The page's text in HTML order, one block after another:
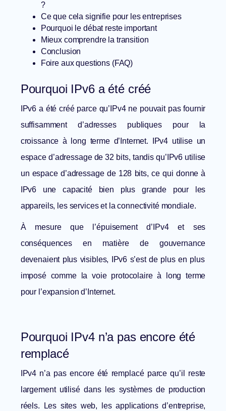
?
Ce que cela signifie pour les entreprises
Pourquoi le débat reste important
Mieux comprendre la transition
Conclusion
Foire aux questions (FAQ)
Pourquoi IPv6 a été créé
IPv6 a été créé parce qu’IPv4 ne pouvait pas fournir
suffisamment d’adresses publiques pour la
croissance à long terme d’Internet. IPv4 utilise un
espace d’adressage de 32 bits, tandis qu’IPv6 utilise
un espace d’adressage de 128 bits, ce qui donne à
IPv6 une capacité bien plus grande pour les
appareils, les services et la connectivité mondiale.
À mesure que
l’épuisement d’IPv4 et ses
conséquences en matière de gouvernance
devenaient plus visibles, IPv6 s’est de plus en plus
imposé comme la voie protocolaire à long terme
pour l’expansion d’Internet.
Pourquoi IPv4 n’a pas encore été
remplacé
IPv4 n’a pas encore été remplacé parce qu’il reste
largement utilisé dans les systèmes de production
réels. Les sites web, les applications d’entreprise,